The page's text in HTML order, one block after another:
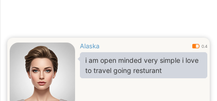
Alaska 0.4
i am open minded very simple i love
to travel going resturant